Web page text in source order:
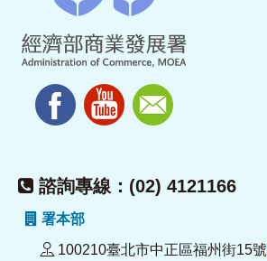
諮詢專線：(02) 4121166
署本部
100210臺北市中正區福州街15號